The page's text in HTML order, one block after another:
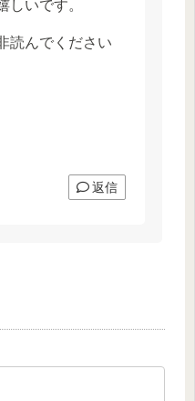
しいです。
読んでください
返信